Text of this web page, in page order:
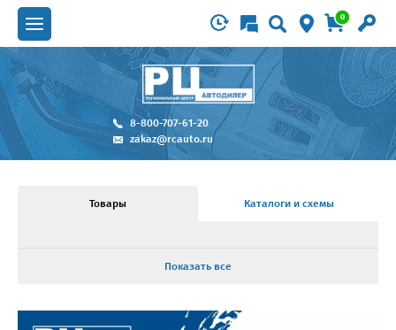
0
8-800-707-61-20
zakaz@rcauto.ru
Товары Каталоги и схемы
Показать все